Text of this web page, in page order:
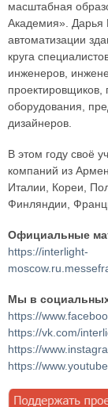
масштабная
Академия». Дарья
автоматизации
круга
инженеров,
оборудования,
дизайнеров.
В этом году своё
компаний из
Италии, Кореи,
Финляндии,
Официальные
https://interlight-
Мы в
https://
https://vk.com/
https://
https://